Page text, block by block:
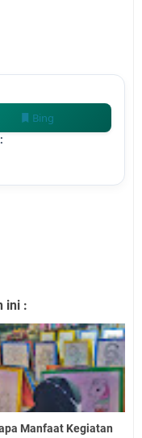
Bing
ini :
Manfaat Kegiatan